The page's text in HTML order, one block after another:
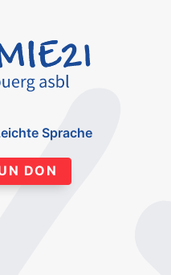
Sprache
DON